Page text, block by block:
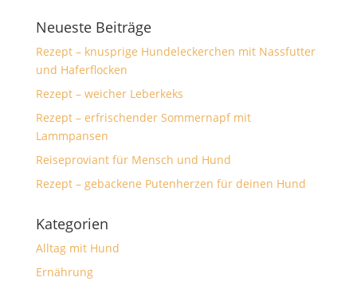
Neueste Beiträge
Rezept – knusprige Hundeleckerchen mit Nassfutter
und Haferflocken
Rezept – weicher Leberkeks
Rezept – erfrischender Sommernapf mit
Lammpansen
Reiseproviant für Mensch und Hund
Rezept – gebackene Putenherzen für deinen Hund
Kategorien
Alltag mit Hund
Ernährung